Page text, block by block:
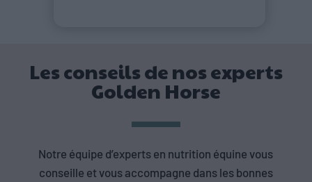
Les conseils de nos experts
Golden Horse
Notre équipe d’experts en nutrition équine vous
conseille et vous accompagne dans les bonnes